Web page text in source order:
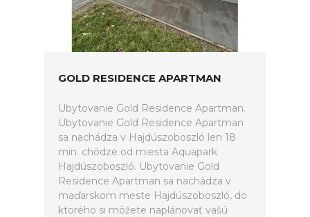
GOLD RESIDENCE APARTMAN
Ubytovanie Gold Residence Apartman.
Ubytovanie Gold Residence Apartman
sa nachádza v Hajdúszoboszló len 18
min. chôdze od miesta Aquapark
Hajdúszoboszló. Ubytovanie Gold
Residence Apartman sa nachádza v
maďarskom meste Hajdúszoboszló, do
ktorého si môžete naplánovať vašú